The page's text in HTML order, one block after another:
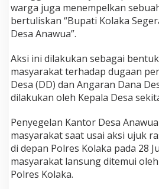
a
K
e
l
a
D
e
s
D
i
d
u
g
warga juga menempelkan
bertuliskan “Bupati Kolaka
Desa Anawua”.
Aksi ini dilakukan sebagai
masyarakat terhadap dugaan
Desa (DD) dan Angaran Dana
dilakukan oleh Kepala Desa
Penyegelan Kantor Desa
masyarakat saat usai aksi ujuk
di depan Polres Kolaka pada 28
masyarakat lansung ditemui
Polres Kolaka.